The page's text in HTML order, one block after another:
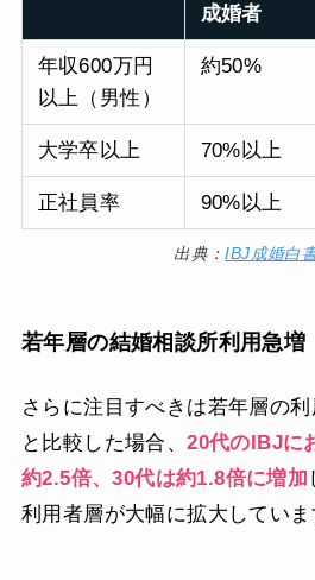
成婚者
年収600万円
以上（男性）
約50%
大学卒以上 70%以上
正社員率 90%以上
出典：IBJ成婚白
若年層の結婚相談所利用急増
さらに注目すべきは若年層の
と比較した場合、20代のIBJに
約2.5倍、30代は約1.8倍に増加
利用者層が大幅に拡大していま